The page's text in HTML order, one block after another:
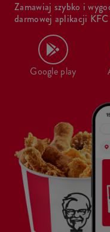
Zamawiaj szybko i
darmowej aplikacji KFC
Google play